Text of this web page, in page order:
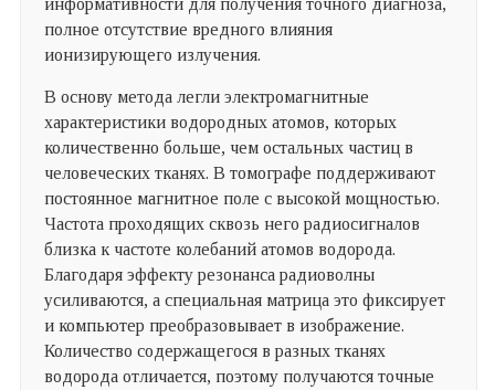
полное отсутствие вредного влияния
ионизирующего излучения.
В основу метода легли электромагнитные
характеристики водородных атомов, которых
количественно больше, чем остальных частиц в
человеческих тканях. В томографе поддерживают
постоянное магнитное поле с высокой мощностью.
Частота проходящих сквозь него радиосигналов
близка к частоте колебаний атомов водорода.
Благодаря эффекту резонанса радиоволны
усиливаются, а специальная матрица это фиксирует
и компьютер преобразовывает в изображение.
Количество содержащегося в разных тканях
водорода отличается, поэтому получаются точные